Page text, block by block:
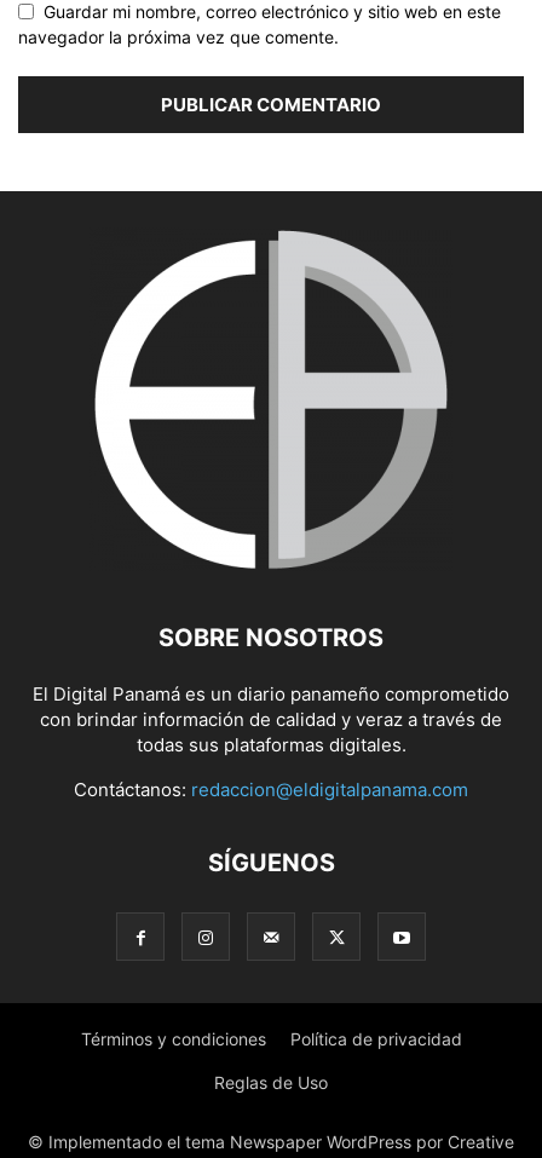
Guardar mi nombre, correo electrónico y sitio web en este
navegador la próxima vez que comente.
SOBRE NOSOTROS
El Digital Panamá es un diario panameño comprometido
con brindar información de calidad y veraz a través de
todas sus plataformas digitales.
Contáctanos: redaccion@eldigitalpanama.com
SÍGUENOS
Términos y condiciones Política de privacidad
Reglas de Uso
© Implementado el tema Newspaper WordPress por Creative